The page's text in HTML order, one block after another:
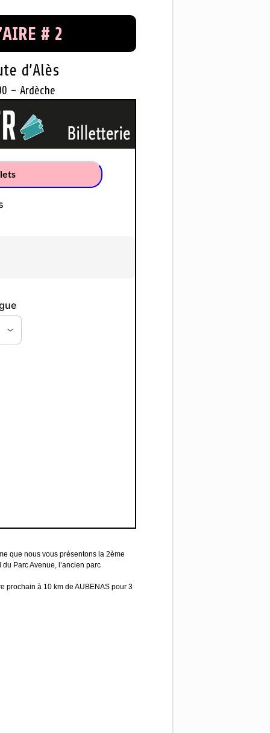
# 2
d’Alès
– Ardèche
que nous vous présentons la 2ème
Parc Avenue, l’ancien parc
prochain à 10 km de AUBENAS pour 3